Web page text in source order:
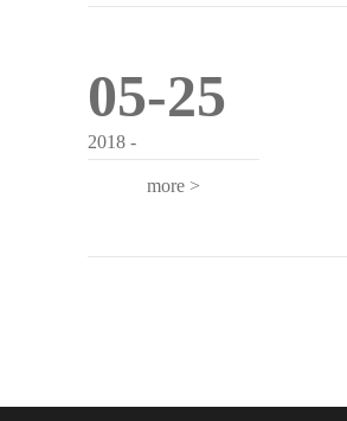
05-25
2018 -
more >